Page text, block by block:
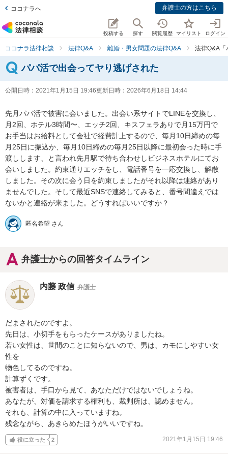
ココナラへ 弁護士の方はこちら
投稿する 探す 閲覧履歴 マイリスト ログイン
ココナラ法律相談 法律Q&A 離婚・男女問題の法律Q&A 法律Q&A「
パパ活で出会ってヤり逃げされた
公開日時： 2021年1月15日 19:46更新日時： 2026年6月18日 14:44
先月パパ活で被害に会いました。出会い系サイトでLINEを交換し、
月2回、ホテル3時間〜、エッチ2回、キスフェラありで月15万円で
お手当はお給料として会社で経費計上するので、毎月10日締めの毎
月25日に振込か、毎月10日締めの毎月25日以降に最初会った時に手
渡しします、と言われ先月駅で待ち合わせしビジネスホテルにてお
会いしました。約束通りエッチをし、電話番号を一応交換し、解散
しました。その次に会う日を約束しましたがそれ以降は連絡があり
ませんでした。そして最近SNSで連絡してみると、番号間違えでは
ないかと連絡が来ました。どうすればいいですか？
匿名希望 さん
弁護士からの回答タイムライン
内藤 政信 弁護士
だまされたのですよ。
先日は、小切手をもらったケースがありましたね。
若い女性は、世間のことに知らないので、男は、カモにしやすい女
性を
物色してるのですね。
計算ずくです。
被害者は、手口から見て、あなただけではないでしょうね。
あなたが、対価を請求する権利も、裁判所は、認めません。
それも、計算の中に入っていますね。
残念ながら、あきらめたほうがいいですね。
役に立った 2 2021年1月15日 19:46